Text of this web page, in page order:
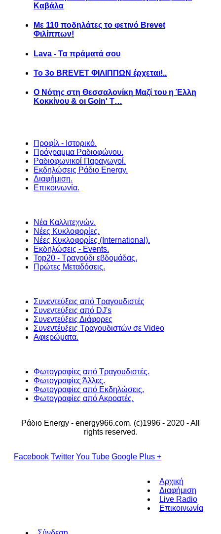
Καβάλα
Με 110 ποδηλάτες το φετινό Brevet
Φιλίππων!
Lava - Τα πράματά σου
Το 3ο BREVET ΦΙΛΙΠΠΩΝ έρχεται!..
Ο Νότης στη Θεσσαλονίκη Μαζί του η Έλλη
Κοκκίνου & οι Goin' T…
Προφίλ - Ιστορικό.
Πρόγραμμα Ραδιοφώνου.
Ραδιοφωνικοί Παραγωγοί.
Εκδηλώσεις Ράδιο Energy.
Διαφήμιση.
Επικοινωνία.
Νέα Καλλιτεχνών.
Νέες Κυκλοφορίες.
Νέες Κυκλοφορίες (International).
Εκδηλώσεις - Events.
Top20 - Τραγούδι εβδομάδας.
Πρώτες Μεταδόσεις.
Συνεντεύξεις από Τραγουδιστές
Συνεντεύξεις από DJ's
Συνεντεύξεις Διάφορες
Συνεντέυξεις Τραγουδιστών σε Video
Αφιερώματα.
Φωτογραφίες από Τραγουδιστές.
Φωτογραφίες Άλλες.
Φωτογραφίες από Εκδηλώσεις.
Φωτογραφίες από Ακροατές.
Ράδιο Energy - energy966.com. (c)1996 - 2020 - All
rights reserved.
Facebook Twitter You Tube Google Plus +
Αρχική
Διαφήμιση
Live Radio
Επικοινωνία